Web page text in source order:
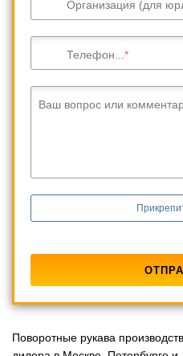
Организация (для
Телефон...
Ваш вопрос или
Поворотные рукава